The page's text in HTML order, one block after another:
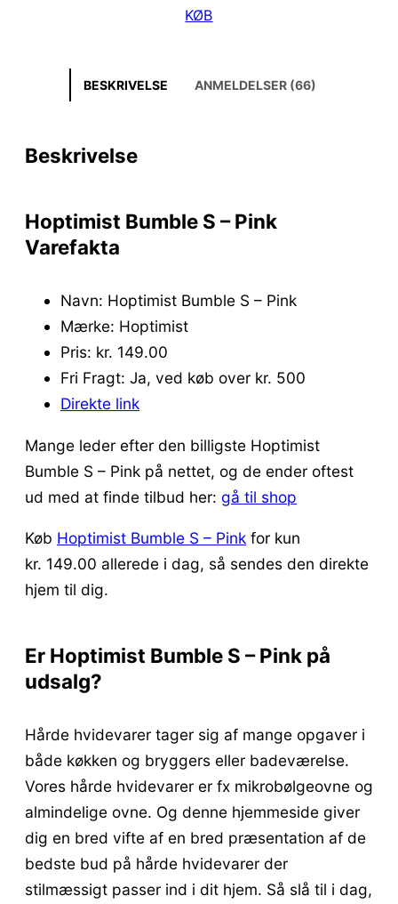
KØB
BESKRIVELSE ANMELDELSER (66)
Beskrivelse
Hoptimist Bumble S – Pink
Varefakta
Navn: Hoptimist Bumble S – Pink
Mærke: Hoptimist
Pris: kr. 149.00
Fri Fragt: Ja, ved køb over kr. 500
Direkte link
Mange leder efter den billigste Hoptimist
Bumble S – Pink på nettet, og de ender oftest
ud med at finde tilbud her: gå til shop
Køb Hoptimist Bumble S – Pink for kun
kr. 149.00 allerede i dag, så sendes den direkte
hjem til dig.
Er Hoptimist Bumble S – Pink på
udsalg?
Hårde hvidevarer tager sig af mange opgaver i
både køkken og bryggers eller badeværelse.
Vores hårde hvidevarer er fx mikrobølgeovne og
almindelige ovne. Og denne hjemmeside giver
dig en bred vifte af en bred præsentation af de
bedste bud på hårde hvidevarer der
stilmæssigt passer ind i dit hjem. Så slå til i dag,